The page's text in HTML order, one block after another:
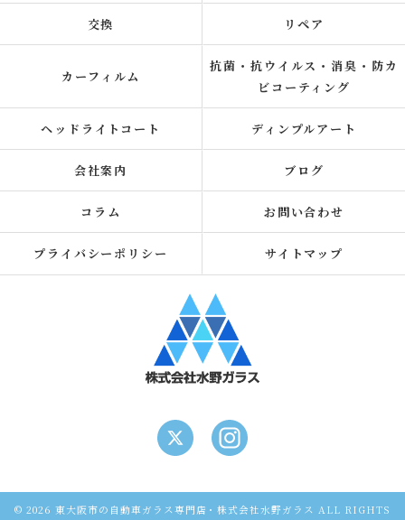
交換 リペア
カーフィルム
抗菌・抗ウイルス・消臭・防カ
ビコーティング
ヘッドライトコート ディンプルアート
会社案内 ブログ
コラム お問い合わせ
プライバシーポリシー サイトマップ
© 2026 東大阪市の自動車ガラス専門店・株式会社水野ガラス ALL RIGHTS